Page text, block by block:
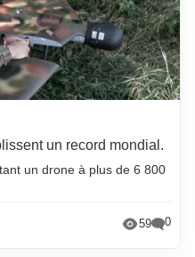
un record mondial.
un drone à plus de 6 800
59 0